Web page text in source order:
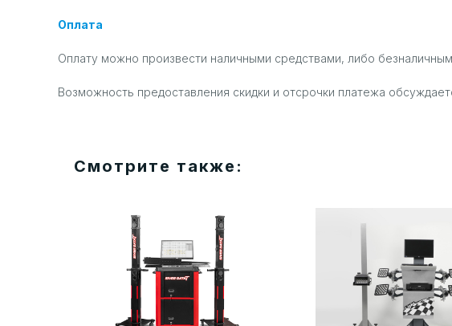
Оплата
Оплату можно произвести наличными средствами, либо
Возможность предоставления скидки и отсрочки платежа
Смотрите также: